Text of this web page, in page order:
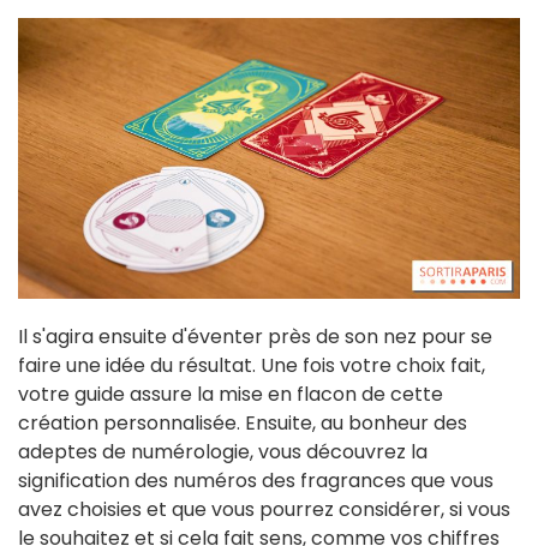
Il s'agira ensuite d'éventer près de son nez pour se
faire une idée du résultat. Une fois votre choix fait,
votre guide assure la mise en flacon de cette
création personnalisée. Ensuite, au bonheur des
adeptes de numérologie, vous découvrez la
signification des numéros des fragrances que vous
avez choisies et que vous pourrez considérer, si vous
le souhaitez et si cela fait sens, comme vos chiffres